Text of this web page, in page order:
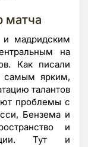
мадридским
на
Как писали
самым ярким,
талантов
проблемы с
Бензема и
и
Тут и